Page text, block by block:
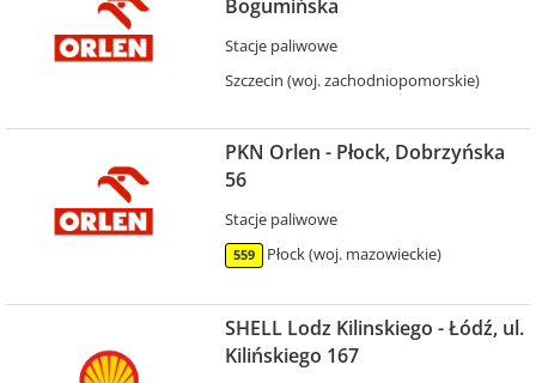
Bogumińska
Stacje paliwowe
Szczecin (woj. zachodniopomorskie)
PKN Orlen - Płock, Dobrzyńska
56
Stacje paliwowe
559 Płock (woj. mazowieckie)
SHELL Lodz Kilinskiego - Łódź, ul.
Kilińskiego 167